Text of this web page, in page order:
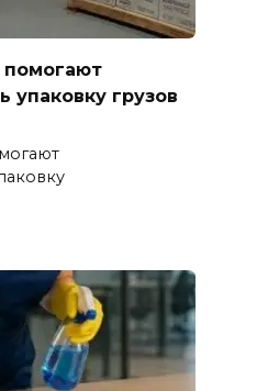
помогают
упаковку грузов